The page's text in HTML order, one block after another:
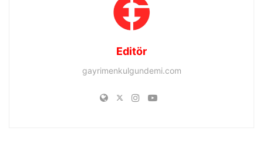
Editör
gayrimenkulgundemi.com